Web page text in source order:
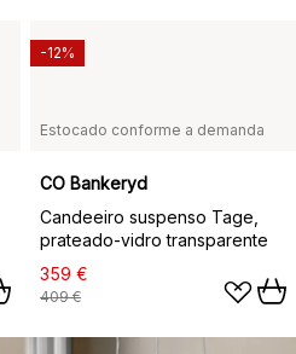
Estocado conforme a demanda
CO Bankeryd
Candeeiro suspenso Tage,
prateado-vidro transparente
359 €
409 €
-12%